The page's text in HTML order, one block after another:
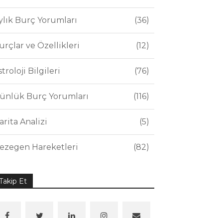
Burç Yorumları 36
ve Özellikleri 12
Bilgileri 76
Burç Yorumları 116
Analizi 5
Hareketleri 82
Et